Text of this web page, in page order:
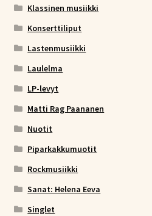
Klassinen musiikki
Konserttiliput
Lastenmusiikki
Laulelma
LP-levyt
Matti Rag Paananen
Nuotit
Piparkakkumuotit
Rockmusiikki
Sanat: Helena Eeva
Singlet